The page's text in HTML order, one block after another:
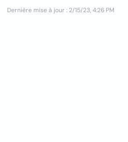
Dernière mise à jour : 2/15/23, 4:26 PM